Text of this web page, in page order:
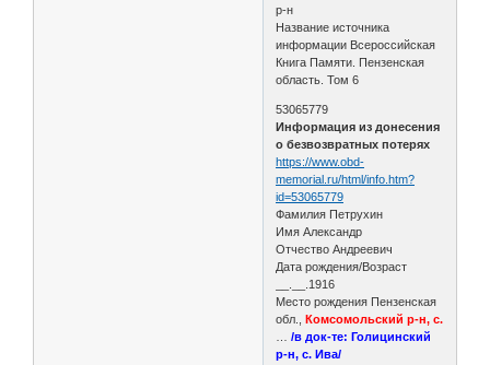
р-н
Название источника
информации Всероссийская
Книга Памяти. Пензенская
область. Том 6
53065779
Информация из донесения
о безвозвратных потерях
https://www.obd-
memorial.ru/html/info.htm?
id=53065779
Фамилия Петрухин
Имя Александр
Отчество Андреевич
Дата рождения/Возраст
__.__.1916
Место рождения Пензенская
обл.,Комсомольский р-н, с.
…/в док-те: Голицинский
р-н, с. Ива/